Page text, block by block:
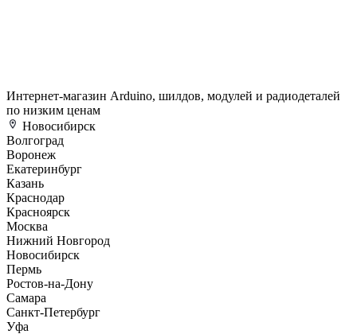
Интернет-магазин Arduino, шилдов, модулей и радиодеталей
по низким ценам
Новосибирск
Волгоград
Воронеж
Екатеринбург
Казань
Краснодар
Красноярск
Москва
Нижний Новгород
Новосибирск
Пермь
Ростов-на-Дону
Самара
Санкт-Петербург
Уфа